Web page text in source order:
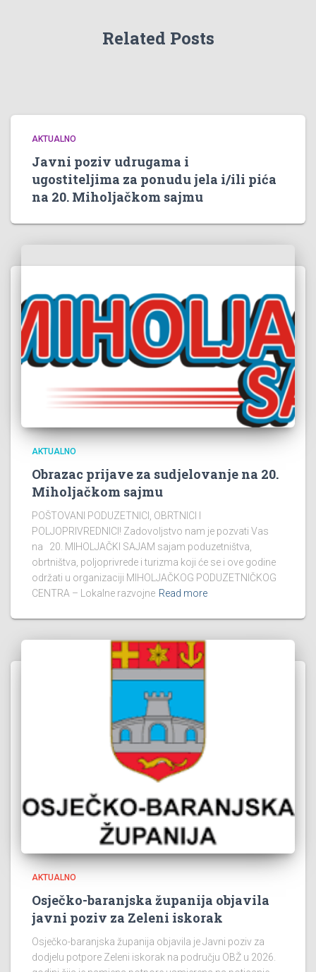
Related Posts
AKTUALNO
Javni poziv udrugama i
ugostiteljima za ponudu jela i/ili pića
na 20. Miholjačkom sajmu
AKTUALNO
Obrazac prijave za sudjelovanje na 20.
Miholjačkom sajmu
POŠTOVANI PODUZETNICI, OBRTNICI I
POLJOPRIVREDNICI! Zadovoljstvo nam je pozvati Vas
na 20. MIHOLJAČKI SAJAM sajam poduzetništva,
obrtništva, poljoprivrede i turizma koji će se i ove godine
održati u organizaciji MIHOLJAČKOG PODUZETNIČKOG
CENTRA – Lokalne razvojne Read more
AKTUALNO
Osječko-baranjska županija objavila
javni poziv za Zeleni iskorak
Osječko-baranjska županija objavila je Javni poziv za
dodjelu potpore Zeleni iskorak na području OBŽ u 2026.